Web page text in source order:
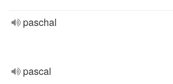
paschal
pascal